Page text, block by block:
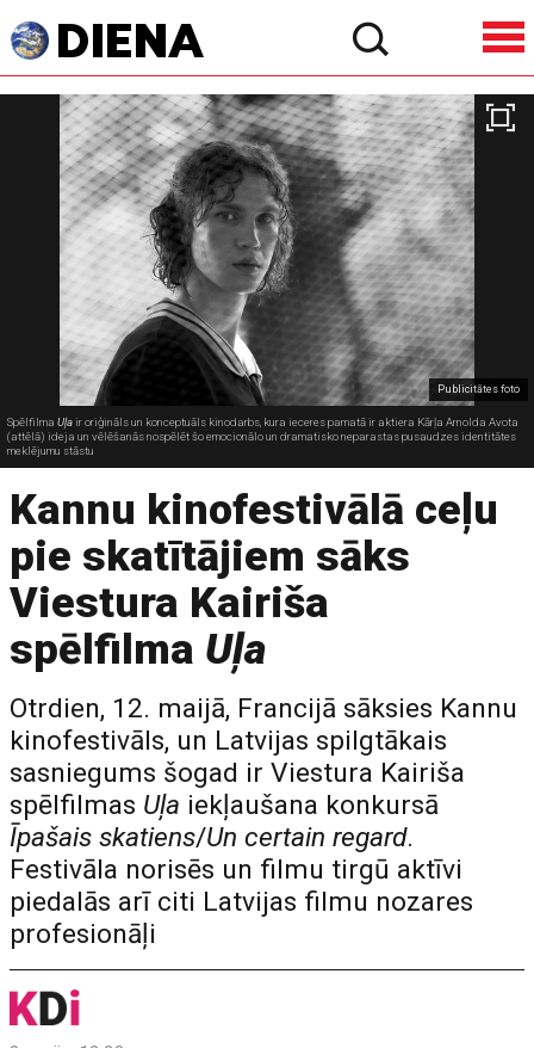
Publicitātes foto
Spēlfilma Uļair oriģināls un konceptuāls kinodarbs, kura ieceres pamatā ir aktiera Kārļa Arnolda Avota
(attēlā) ideja un vēlēšanās nospēlēt šo emocionālo un dramatisko neparastas pusaudzes identitātes
meklējumu stāstu
Kannu kinofestivālā ceļu
pie skatītājiem sāks
Viestura Kairiša
spēlfilma Uļa
Otrdien, 12. maijā, Francijā sāksies Kannu
kinofestivāls, un Latvijas spilgtākais
sasniegums šogad ir Viestura Kairiša
spēlfilmas Uļa iekļaušana konkursā
Īpašais skatiens/Un certain regard.
Festivāla norisēs un filmu tirgū aktīvi
piedalās arī citi Latvijas filmu nozares
profesionāļi